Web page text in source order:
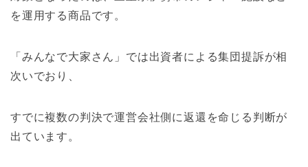
を運用する商品です。
「みんなで大家さん」では出資者による集団提訴が相
次いでおり、
すでに複数の判決で運営会社側に返還を命じる判断が
出ています。